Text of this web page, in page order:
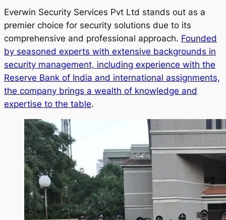
Everwin Security Services Pvt Ltd stands out as a
premier choice for security solutions due to its
comprehensive and professional approach. Founded
by seasoned experts with extensive backgrounds in
security management, including experience with the
Reserve Bank of India and international assignments,
the company brings a wealth of knowledge and
expertise to the table.